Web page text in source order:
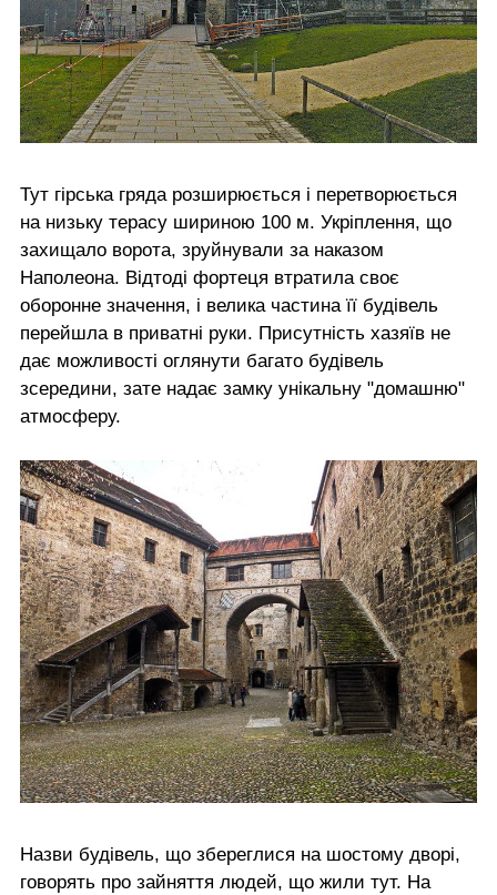
Тут гірська гряда розширюється і перетворюється
на низьку терасу шириною 100 м. Укріплення, що
захищало ворота, зруйнували за наказом
Наполеона. Відтоді фортеця втратила своє
оборонне значення, і велика частина її будівель
перейшла в приватні руки. Присутність хазяїв не
дає можливості оглянути багато будівель
зсередини, зате надає замку унікальну "домашню"
атмосферу.
Назви будівель, що збереглися на шостому дворі,
говорять про зайняття людей, що жили тут. На